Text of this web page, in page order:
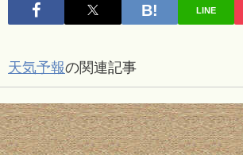
LINE
天気予報の関連記事